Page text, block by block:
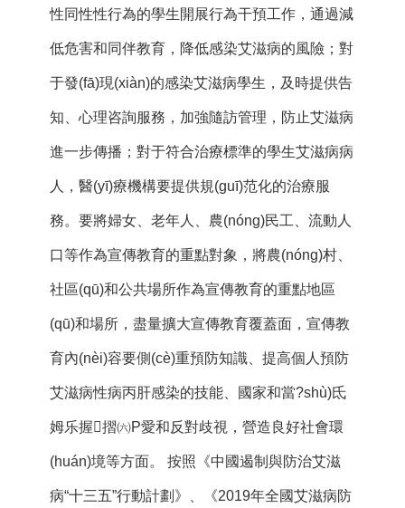
性同性性行為的學生開展行為干預工作，通過減
低危害和同伴教育，降低感染艾滋病的風險；對
于發(fā)現(xiàn)的感染艾滋病學生，及時提供告
知、心理咨詢服務，加強隨訪管理，防止艾滋病
進一步傳播；對于符合治療標準的學生艾滋病病
人，醫(yī)療機構要提供規(guī)范化的治療服
務。要將婦女、老年人、農(nóng)民工、流動人
口等作為宣傳教育的重點對象，將農(nóng)村、
社區(qū)和公共場所作為宣傳教育的重點地區
(qū)和場所，盡量擴大宣傳教育覆蓋面，宣傳教
育內(nèi)容要側(cè)重預防知識、提高個人預防
艾滋病性病丙肝感染的技能、國家和當?shù)氐
姆乐握摺㈥P愛和反對歧視，營造良好社會環
(huán)境等方面。 按照《中國遏制與防治艾滋
病“十三五”行動計劃》、《2019年全國艾滋病防